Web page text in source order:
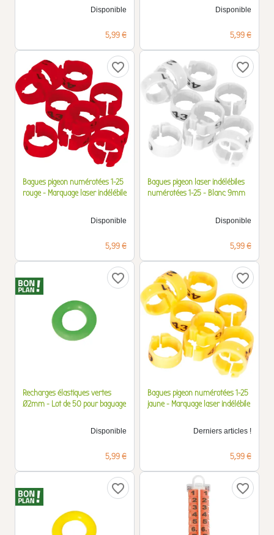
Disponible
Prix
5,99 €
Disponible
Prix
5,99 €
favorite_border
Bagues pigeon numérotées 1-25
rouge - Marquage laser indélébile
Disponible
Prix
5,99 €
favorite_border
Bagues pigeon laser indélébiles
numérotées 1-25 - Blanc 9mm
Disponible
Prix
5,99 €
favorite_border
Recharges élastiques vertes
Ø2mm - Lot de 50 pour baguage
Disponible
Prix
5,99 €
favorite_border
Bagues pigeon numérotées 1-25
jaune - Marquage laser indélébile
Derniers articles !
Prix
5,99 €
favorite_border favorite_border